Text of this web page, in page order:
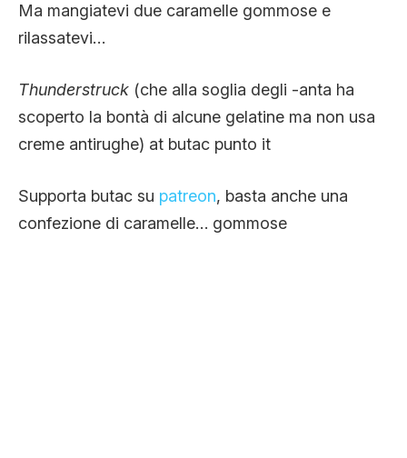
Ma mangiatevi due caramelle gommose e
rilassatevi…
Thunderstruck (che alla soglia degli -anta ha
scoperto la bontà di alcune gelatine ma non usa
creme antirughe) at butac punto it
Supporta butac su patreon, basta anche una
confezione di caramelle… gommose